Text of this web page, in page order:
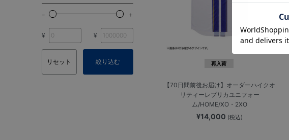
¥ ¥
リセット 絞り込む 再入荷
【70日間前後お届け】オーダーハイクオ
リティーレプリカユニフォー
ム/HOME/XO・2XO
¥14,000 (税込)